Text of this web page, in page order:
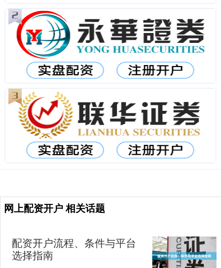
网上配资开户 相关话题
配资开户流程、条件与平台
选择指南